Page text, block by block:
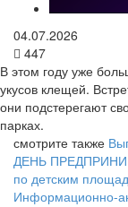
04.07.2026
447
В этом году уже
укусов клещей.
они подстерегают
парках.
смотрите также
ДЕНЬ
по детским
Информационно-